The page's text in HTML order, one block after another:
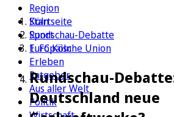
Region
Köln
Sport
1. FC Köln
Erleben
Ratgeber
Aus aller Welt
Politik
Startseite
Rundschau-Debatte
Europäische Union
Rundschau-
Deutschland neue